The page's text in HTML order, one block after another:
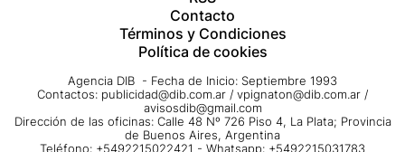
Contacto
Términos y Condiciones
Política de cookies
Agencia DIB - Fecha de Inicio: Septiembre 1993
Contactos: publicidad@dib.com.ar / vpignaton@dib.com.ar /
avisosdib@gmail.com
Dirección de las oficinas: Calle 48 Nº 726 Piso 4, La Plata; Provincia
de Buenos Aires, Argentina
Teléfono: +5492215022421 - Whatsapp: +5492215031783